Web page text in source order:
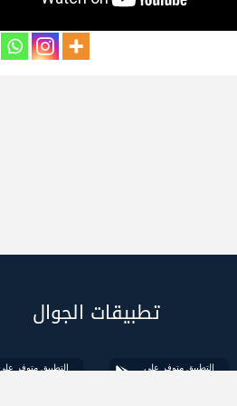
تطبيقات الجوال